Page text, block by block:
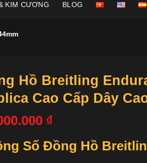
KIM CƯƠNG BLOG
Hồ Breitling
Cao Cấp Dây
₫
Số Đồng Hồ